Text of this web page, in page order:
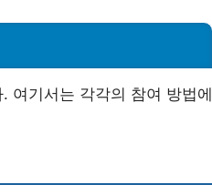
여기서는 각각의 참여 방법에